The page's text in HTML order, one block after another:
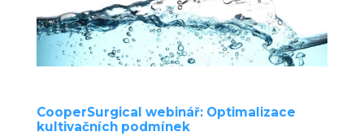
CooperSurgical webinář: Optimalizace
kultivačních podmínek